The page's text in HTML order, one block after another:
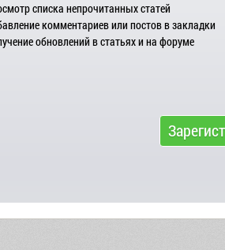
списка непрочитанных статей
комментариев или постов в закладки
обновлений в статьях и на форуме